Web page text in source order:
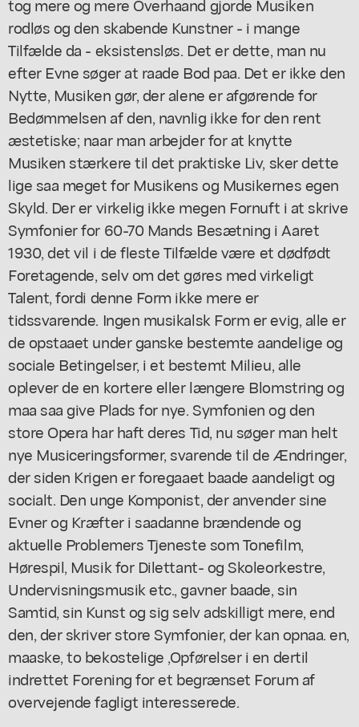
rodløs og den skabende Kunstner - i mange
Tilfælde da - eksistensløs. Det er dette, man nu
efter Evne søger at raade Bod paa. Det er ikke den
Nytte, Musiken gør, der alene er afgørende for
Bedømmelsen af den, navnlig ikke for den rent
æstetiske; naar man arbejder for at knytte
Musiken stærkere til det praktiske Liv, sker dette
lige saa meget for Musikens og Musikernes egen
Skyld. Der er virkelig ikke megen Fornuft i at skrive
Symfonier for 60-70 Mands Besætning i Aaret
1930, det vil i de fleste Tilfælde være et dødfødt
Foretagende, selv om det gøres med virkeligt
Talent, fordi denne Form ikke mere er
tidssvarende. Ingen musikalsk Form er evig, alle er
de opstaaet under ganske bestemte aandelige og
sociale Betingelser, i et bestemt Milieu, alle
oplever de en kortere eller længere Blomstring og
maa saa give Plads for nye. Symfonien og den
store Opera har haft deres Tid, nu søger man helt
nye Musiceringsformer, svarende til de Ændringer,
der siden Krigen er foregaaet baade aandeligt og
socialt. Den unge Komponist, der anvender sine
Evner og Kræfter i saadanne brændende og
aktuelle Problemers Tjeneste som Tonefilm,
Hørespil, Musik for Dilettant- og Skoleorkestre,
Undervisningsmusik etc., gavner baade, sin
Samtid, sin Kunst og sig selv adskilligt mere, end
den, der skriver store Symfonier, der kan opnaa. en,
maaske, to bekostelige ,Opførelser i en dertil
indrettet Forening for et begrænset Forum af
overvejende fagligt interesserede.